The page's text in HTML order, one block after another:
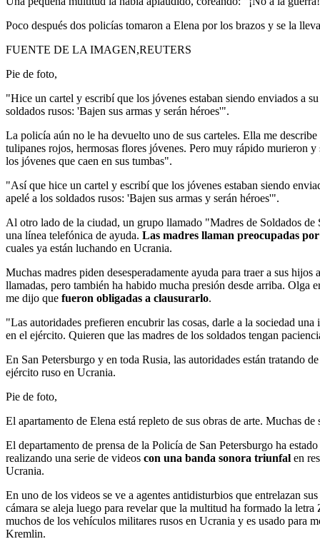
Poco después dos policías tomaron a Elena por los brazos y se la
FUENTE DE LA IMAGEN,REUTERS
Pie de foto,
"Hice un cartel y escribí que los jóvenes estaban siendo enviados a
soldados rusos: 'Bajen sus armas y serán héroes'".
La policía aún no le ha devuelto uno de sus carteles. Ella me
tulipanes rojos, hermosas flores jóvenes. Pero muy rápido murieron
los jóvenes que caen en sus tumbas".
"Así que hice un cartel y escribí que los jóvenes estaban siendo
apelé a los soldados rusos: 'Bajen sus armas y serán héroes'".
Al otro lado de la ciudad, un grupo llamado "Madres de Soldados de
una línea telefónica de ayuda. Las madres llaman preocupadas
cuales ya están luchando en Ucrania.
Muchas madres piden desesperadamente ayuda para traer a sus
llamadas, pero también ha habido mucha presión desde arriba. Olga
me dijo que fueron obligadas a clausurarlo.
"Las autoridades prefieren encubrir las cosas, darle a la sociedad una
en el ejército. Quieren que las madres de los soldados tengan
En San Petersburgo y en toda Rusia, las autoridades están tratando
ejército ruso en Ucrania.
Pie de foto,
El apartamento de Elena está repleto de sus obras de arte. Muchas
El departamento de prensa de la Policía de San Petersburgo ha
realizando una serie de videos con una banda sonora triunfal en
Ucrania.
En uno de los videos se ve a agentes antidisturbios que entrelazan
cámara se aleja luego para revelar que la multitud ha formado la letra
muchos de los vehículos militares rusos en Ucrania y es usado para
Kremlin.